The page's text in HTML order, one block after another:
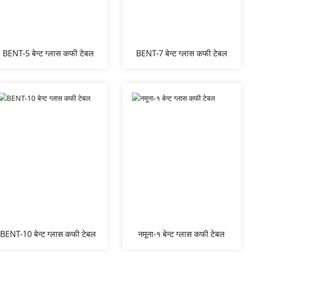
BENT-5 बेन्ट ग्लास कफी टेबल BENT-7 बेन्ट ग्लास कफी टेबल
BENT-10 बेन्ट ग्लास कफी टेबल नमूना-१ बेन्ट ग्लास कफी टेबल